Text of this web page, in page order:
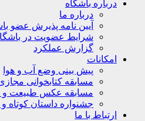
باشگاه
درباره ما
آیین نامه پذیرش عضو باشگاه
شرایط عضویت در باشگاه
گزارش عملکرد
پیش بینی وضع آب و هوا
مسابقه کتابخوانی مجازی
مسابقه عکس طبیعت و کوهستان
جشنواره داستان کوتاه و خاطره
با ما